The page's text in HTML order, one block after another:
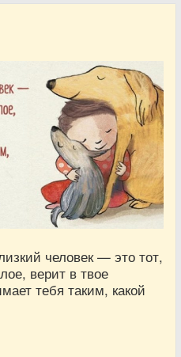
человек — это тот,
верит в твое
тебя таким, какой